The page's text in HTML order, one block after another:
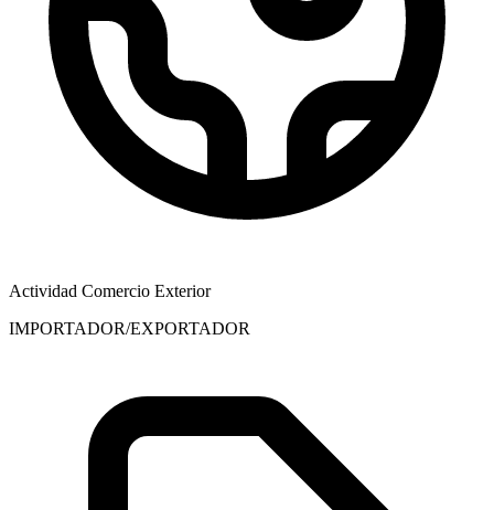
Actividad Comercio Exterior
IMPORTADOR/EXPORTADOR